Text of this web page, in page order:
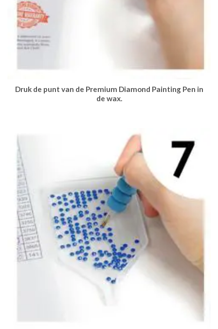
Druk de punt van de Premium Diamond Painting Pen in
de wax.